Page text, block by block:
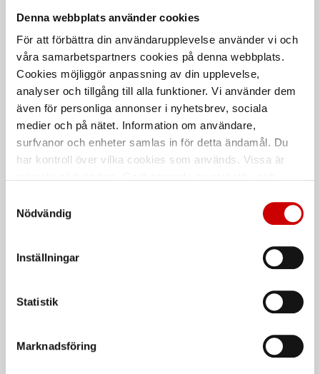
Denna webbplats använder cookies
För att förbättra din användarupplevelse använder vi och
våra samarbetspartners cookies på denna webbplats.
Cookies möjliggör anpassning av din upplevelse,
analyser och tillgång till alla funktioner. Vi använder dem
även för personliga annonser i nyhetsbrev, sociala
medier och på nätet. Information om användare,
surfvanor och enheter samlas in för detta ändamål. Du
har kontroll över vilka cookies som används. Vissa är
länder utanför EU med olika dataskyddsnormer. Genom
att godkänna samtycker du till sådana överföringar. Läs
Nödvändig
Inställningar
Statistik
Marknadsföring
Hultafors 200 mm Foglinjal
De som köpte, köpte även
Kampanj
Våtservett för glasögon
Kampanj